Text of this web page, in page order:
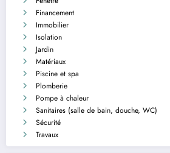
Financement
Immobilier
Isolation
Jardin
Matériaux
Piscine et spa
Plomberie
Pompe à chaleur
Sanitaires (salle de bain, douche, WC)
Sécurité
Travaux